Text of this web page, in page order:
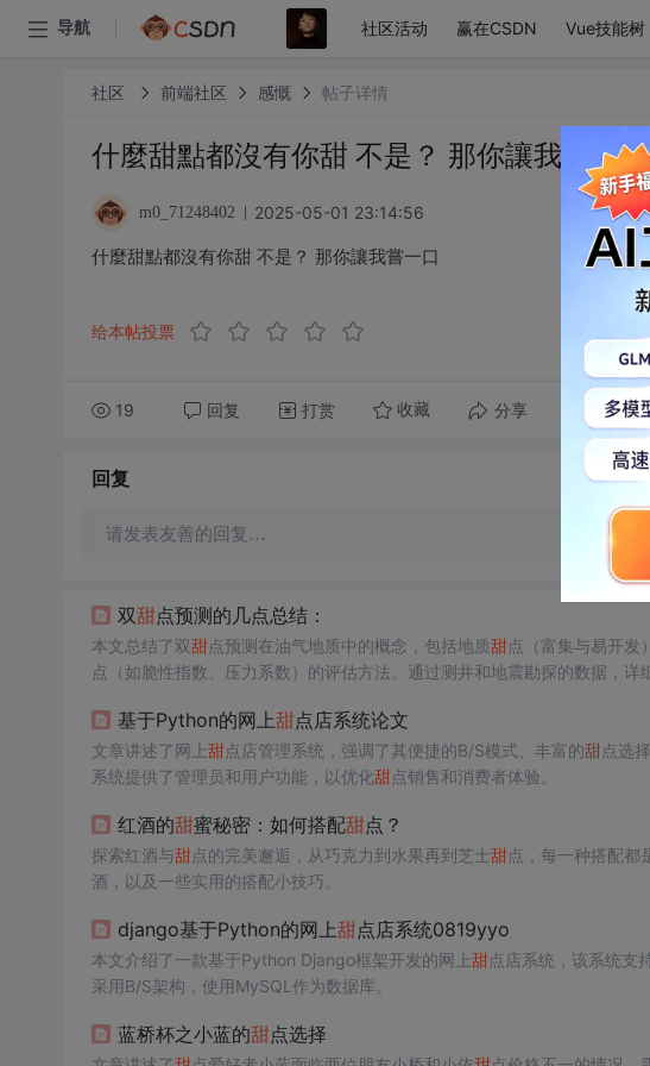
导航 社区活动 赢在CSDN Vue技能树
社区 前端社区 感慨 帖子详情
什麼甜點都沒有你甜 不是？ 那你讓我嘗一口
m0_71248402 2025-05-01 23:14:56
什麼甜點都沒有你甜 不是？ 那你讓我嘗一口
给本帖投票
19 回复 打赏 收藏 分享 转发到
回复
请发表友善的回复…
双甜点预测的几点总结：
本文总结了双甜点预测在油气地质中的概念，包括地质甜点（富集与易开发
点（如脆性指数、压力系数）的评估方法。通过测井和地震勘探的数据，
基于Python的网上甜点店系统论文
文章讲述了网上甜点店管理系统，强调了其便捷的B/S模式、丰富的甜点选
系统提供了管理员和用户功能，以优化甜点销售和消费者体验。
红酒的甜蜜秘密：如何搭配甜点？
探索红酒与甜点的完美邂逅，从巧克力到水果再到芝士甜点，每一种搭配都
酒，以及一些实用的搭配小技巧。
django基于Python的网上甜点店系统0819yyo
本文介绍了一款基于Python Django框架开发的网上甜点店系统，该系统支
采用B/S架构，使用MySQL作为数据库。
蓝桥杯之小蓝的甜点选择